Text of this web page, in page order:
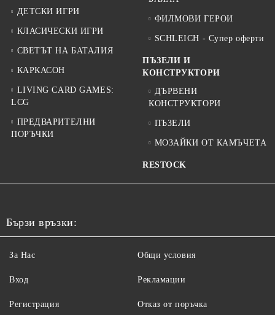
ДЕТСКИ ИГРИ
КЛАСИЧЕСКИ ИГРИ
СВЕТЪТ НА БАТАЛИЯ
КАРКАСОН
LIVING CARD GAMES:
LCG
ПРЕДВАРИТЕЛНИ
ПОРЪЧКИ
ФИЛМОВИ ГЕРОИ
SCHLEICH - Супер оферти
ПЪЗЕЛИ И
КОНСТРУКТОРИ
ДЪРВЕНИ
КОНСТРУКТОРИ
ПЪЗЕЛИ
МОЗАЙКИ ОТ КАМЪЧЕТА
RESTOCK
Бързи връзки:
За Нас
Вход
Регистрация
Общи условия
Рекламации
Отказ от поръчка